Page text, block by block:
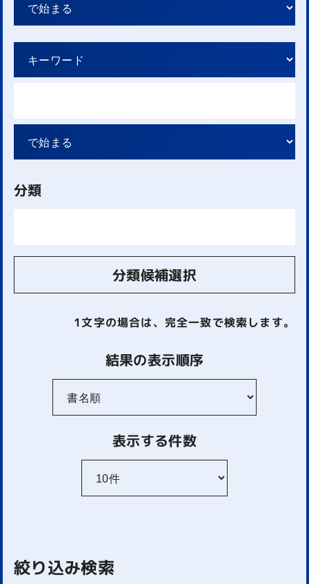
分類
分類候補選択
1文字の場合は、完全一致で検索します。
結果の表示順序
表示する件数
絞り込み検索